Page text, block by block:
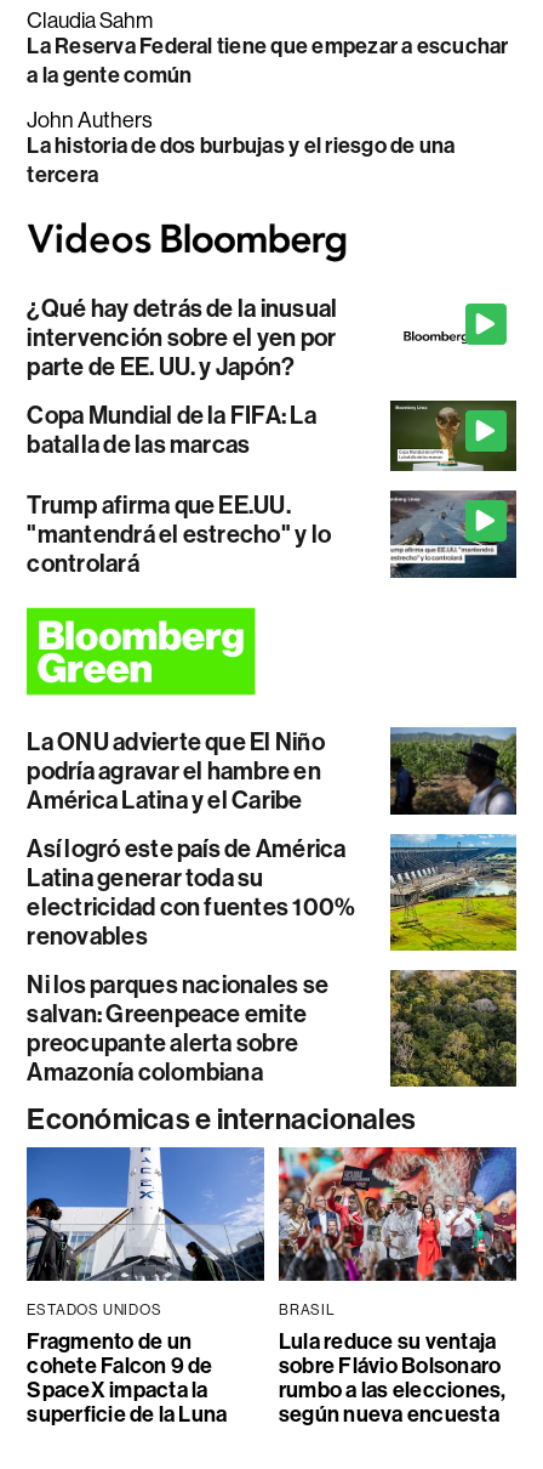
Claudia Sahm
La Reserva Federal tiene que empezar a escuchar
a la gente común
John Authers
La historia de dos burbujas y el riesgo de una
tercera
¿Qué hay detrás de la inusual
intervención sobre el yen por
parte de EE. UU. y Japón?
Copa Mundial de la FIFA: La
batalla de las marcas
Trump afirma que EE.UU.
"mantendrá el estrecho" y lo
controlará
La ONU advierte que El Niño
podría agravar el hambre en
América Latina y el Caribe
Así logró este país de América
Latina generar toda su
electricidad con fuentes 100%
renovables
Ni los parques nacionales se
salvan: Greenpeace emite
preocupante alerta sobre
Amazonía colombiana
Económicas e internacionales
ESTADOS UNIDOS
Fragmento de un
cohete Falcon 9 de
SpaceX impacta la
superficie de la Luna
BRASIL
Lula reduce su ventaja
sobre Flávio Bolsonaro
rumbo a las elecciones,
según nueva encuesta